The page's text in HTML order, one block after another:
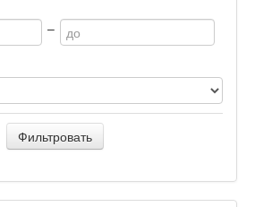
–
Фильтровать